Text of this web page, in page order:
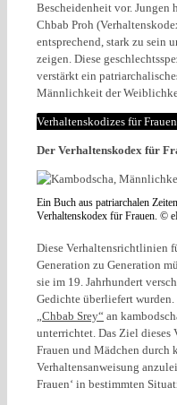
Bescheidenheit vor. Jungen
Chbab Proh
entsprechend, stark zu sein
zeigen. Diese
verstärkt ein
Männlichkeit der
Verhaltenskodizes für
Der Verhaltenskodex für
Ein Buch aus patriarchalen
Verhaltenskodex für Frauen. ©
Diese Verhaltensrichtlinien
Generation zu Generation
sie im 19. Jahrhundert
Gedichte überliefert
„Chbab Srey“ an
unterrichtet. Das Ziel dieses
Frauen und Mädchen durch
Verhaltensanweisung
Frauen‘ in bestimmten